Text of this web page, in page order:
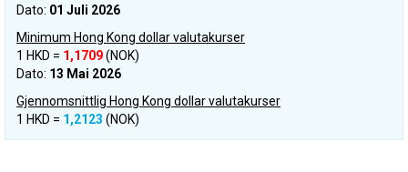
Dato: 01 Juli 2026
Minimum Hong Kong dollar valutakurser
1 HKD = 1,1709(NOK)
Dato: 13 Mai 2026
Gjennomsnittlig Hong Kong dollar valutakurser
1 HKD = 1,2123 (NOK)